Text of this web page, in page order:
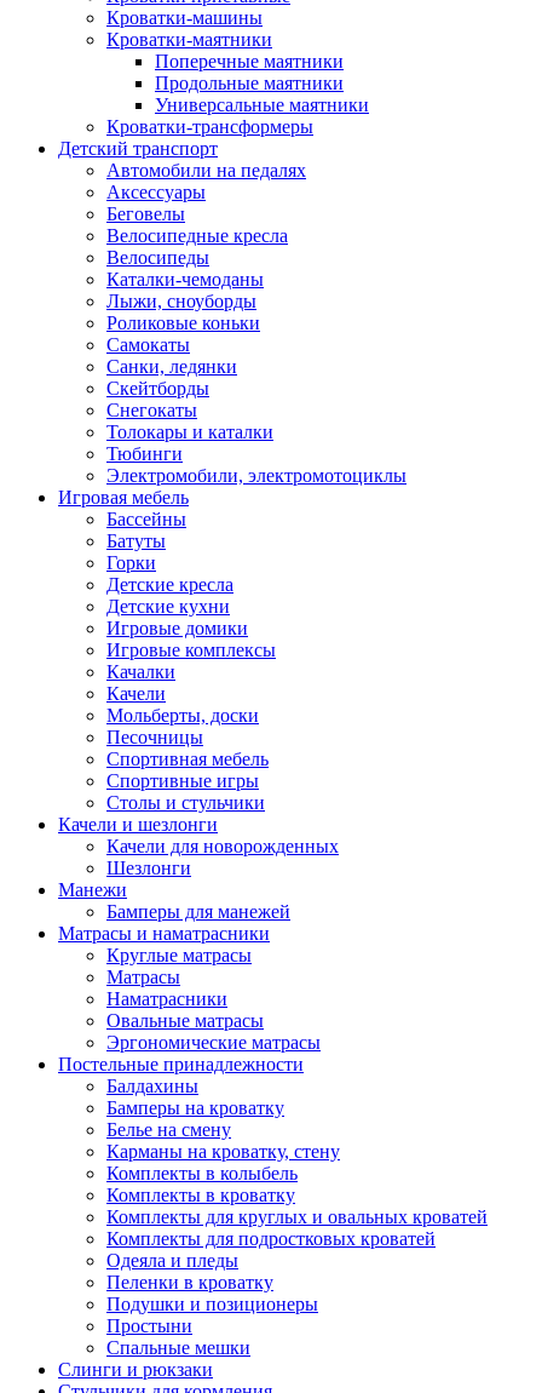
Кроватки-машины
Кроватки-маятники
Поперечные маятники
Продольные маятники
Универсальные маятники
Кроватки-трансформеры
Детский транспорт
Автомобили на педалях
Аксессуары
Беговелы
Велосипедные кресла
Велосипеды
Каталки-чемоданы
Лыжи, сноуборды
Роликовые коньки
Самокаты
Санки, ледянки
Скейтборды
Снегокаты
Толокары и каталки
Тюбинги
Электромобили, электромотоциклы
Игровая мебель
Бассейны
Батуты
Горки
Детские кресла
Детские кухни
Игровые домики
Игровые комплексы
Качалки
Качели
Мольберты, доски
Песочницы
Спортивная мебель
Спортивные игры
Столы и стульчики
Качели и шезлонги
Качели для новорожденных
Шезлонги
Манежи
Бамперы для манежей
Матрасы и наматрасники
Круглые матрасы
Матрасы
Наматрасники
Овальные матрасы
Эргономические матрасы
Постельные принадлежности
Балдахины
Бамперы на кроватку
Белье на смену
Карманы на кроватку, стену
Комплекты в колыбель
Комплекты в кроватку
Комплекты для круглых и овальных кроватей
Комплекты для подростковых кроватей
Одеяла и пледы
Пеленки в кроватку
Подушки и позиционеры
Простыни
Спальные мешки
Слинги и рюкзаки